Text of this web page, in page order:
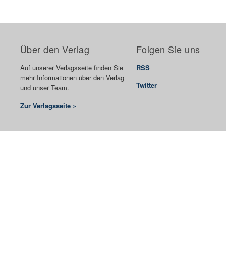
Über den Verlag
Auf unserer Verlagsseite finden Sie
mehr Informationen über den Verlag
und unser Team.
Zur Verlagsseite »
Folgen Sie uns
RSS
Twitter